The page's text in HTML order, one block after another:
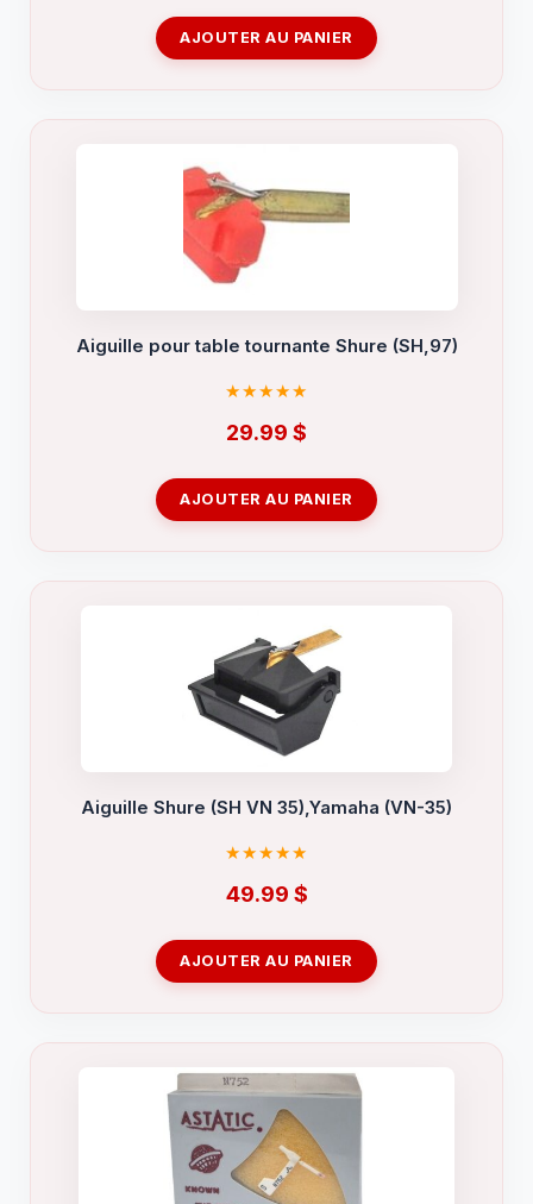
AJOUTER AU PANIER
Aiguille pour table tournante Shure (SH,97)
29.99 $
AJOUTER AU PANIER
Aiguille Shure (SH VN 35),Yamaha (VN-35)
49.99 $
AJOUTER AU PANIER